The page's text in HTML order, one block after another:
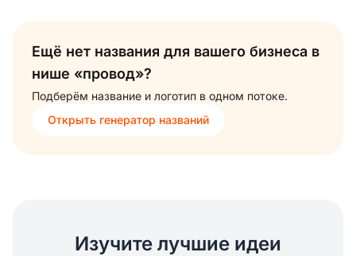
Ещё нет названия для вашего бизнеса в
нише «провод»?
Подберём название и логотип в одном потоке.
Открыть генератор названий
Изучите лучшие идеи